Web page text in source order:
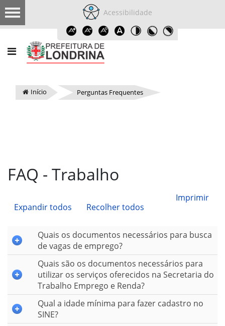
Acessibilidade
Início Perguntas Frequentes
FAQ - Trabalho
Imprimir
Expandir todos
Recolher todos
Quais os documentos necessários para busca
de vagas de emprego?
Quais são os documentos necessários para
utilizar os serviços oferecidos na Secretaria do
Trabalho Emprego e Renda?
Qual a idade mínima para fazer cadastro no
SINE?